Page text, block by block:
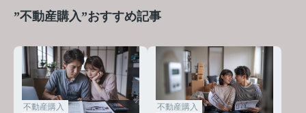
”不動産購入”おすすめ記事
不動産購入 不動産購入